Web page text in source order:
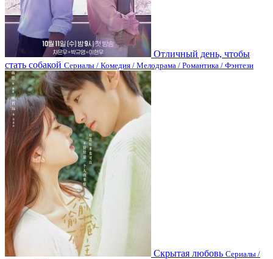
Отличный день, чтобы
стать собакой Сериалы / Комедия / Мелодрама / Романтика / Фэнтези
Скрытая любовь Сериалы /